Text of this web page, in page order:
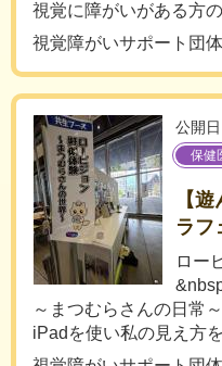
視覚に障がいがある方
視覚障がいサポート団
公開
保健
【
ラフ
ロー
～まつむらさんの日常～
iPadを使い私の見え方